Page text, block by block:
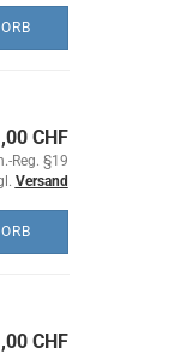
CHF
Reg. §19
Versand
CHF